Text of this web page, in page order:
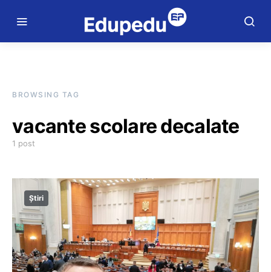
BROWSING TAG
vacante scolare decalate
1 post
Știri